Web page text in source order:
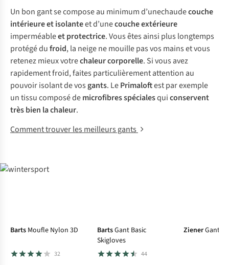
Un bon gant se compose au minimum d’unechaudecouche
intérieureet isolanteet d’unecouche extérieure
imperméableet protectrice. Vous êtes ainsi plus longtemps
protégé dufroid, la neige ne mouille pas vos mains et vous
retenez mieux votrechaleur corporelle. Si vous avez
rapidement froid, faites particulièrement attention au
pouvoir isolant de vos gants. LePrimaloftest par exemple
un tissu composé demicrofibres spécialesquiconservent
très bien la chaleur.
Comment trouver les meilleurs gants
Barts Moufle Nylon 3D
32
BartsGant Basic
Skigloves
44
ZienerGants